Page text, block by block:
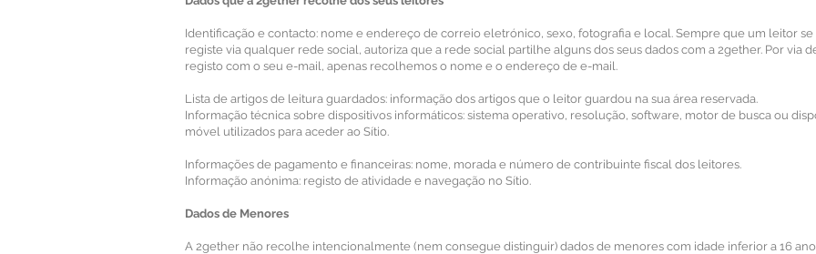
Identificação e contacto: nome e endereço de correio eletrónico, sexo, fotografia e local. Sempre que um leitor se
registe via qualquer rede social, autoriza que a rede social partilhe alguns dos seus dados com a 2gether. Por via
registo com o seu e-mail, apenas recolhemos o nome e o endereço de e-mail.
Lista de artigos de leitura guardados: informação dos artigos que o leitor guardou na sua área reservada.
Informação técnica sobre dispositivos informáticos: sistema operativo, resolução, software, motor de busca ou
móvel utilizados para aceder ao Sítio.
Informações de pagamento e financeiras: nome, morada e número de contribuinte fiscal dos leitores.
Informação anónima: registo de atividade e navegação no Sítio.
Dados de Menores
A 2gether não recolhe intencionalmente (nem consegue distinguir) dados de menores com idade inferior a 16